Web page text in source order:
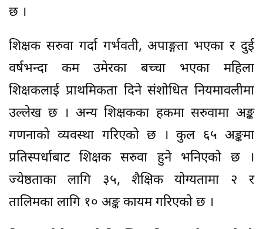
छ ।
शिक्षक सरुवा गर्दा गर्भवती, अपाङ्गता भएका र दुई
वर्षभन्दा कम उमेरका बच्चा भएका महिला
शिक्षकलाई प्राथमिकता दिने संशोधित नियमावलीमा
उल्लेख छ । अन्य शिक्षकका हकमा सरुवामा अङ्क
गणनाको व्यवस्था गरिएको छ । कुल ६५ अङ्कमा
प्रतिस्पर्धाबाट शिक्षक सरुवा हुने भनिएको छ ।
ज्येष्ठताका लागि ३५, शैक्षिक योग्यतामा २ र
तालिमका लागि १० अङ्क कायम गरिएको छ ।